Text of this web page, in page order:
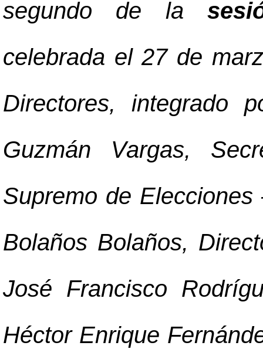
segundo de la
celebrada el 27 de
Directores, integrado
Guzmán Vargas,
Supremo de Elecciones
Bolaños Bolaños,
José Francisco
Héctor Enrique